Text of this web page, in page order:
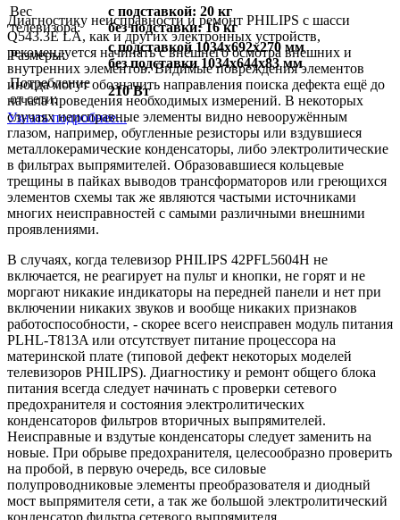
Вес
телевизора:
с подставкой: 20 кг
без подставки: 16 кг
Размеры:
с подставкой 1034x692x270 мм
без подставки 1034x644x83 мм
Потребление
от сети:
210 Вт
Узнать подробнее...
Диагностику неисправности и ремонт PHILIPS с шасси
Q543.3E LA, как и других электронных устройств,
рекомендуется начинать с внешнего осмотра внешних и
внутренних элементов. Видимые повреждения элементов
иногда могут обозначить направления поиска дефекта ещё до
начала проведения необходимых измерений. В некоторых
случаях неисправные элементы видно невооружённым
глазом, например, обугленные резисторы или вздувшиеся
металлокерамические конденсаторы, либо электролитические
в фильтрах выпрямителей. Образовавшиеся кольцевые
трещины в пайках выводов трансформаторов или греющихся
элементов схемы так же являются частыми источниками
многих неисправностей с самыми различными внешними
проявлениями.
В случаях, когда телевизор PHILIPS 42PFL5604H не
включается, не реагирует на пульт и кнопки, не горят и не
моргают никакие индикаторы на передней панели и нет при
включении никаких звуков и вообще никаких признаков
работоспособности, - скорее всего неисправен модуль питания
PLHL-T813A или отсутствует питание процессора на
материнской плате (типовой дефект некоторых моделей
телевизоров PHILIPS). Диагностику и ремонт общего блока
питания всегда следует начинать с проверки сетевого
предохранителя и состояния электролитических
конденсаторов фильтров вторичных выпрямителей.
Неисправные и вздутые конденсаторы следует заменить на
новые. При обрыве предохранителя, целесообразно проверить
на пробой, в первую очередь, все силовые
полупроводниковые элементы преобразователя и диодный
мост выпрямителя сети, а так же большой электролитический